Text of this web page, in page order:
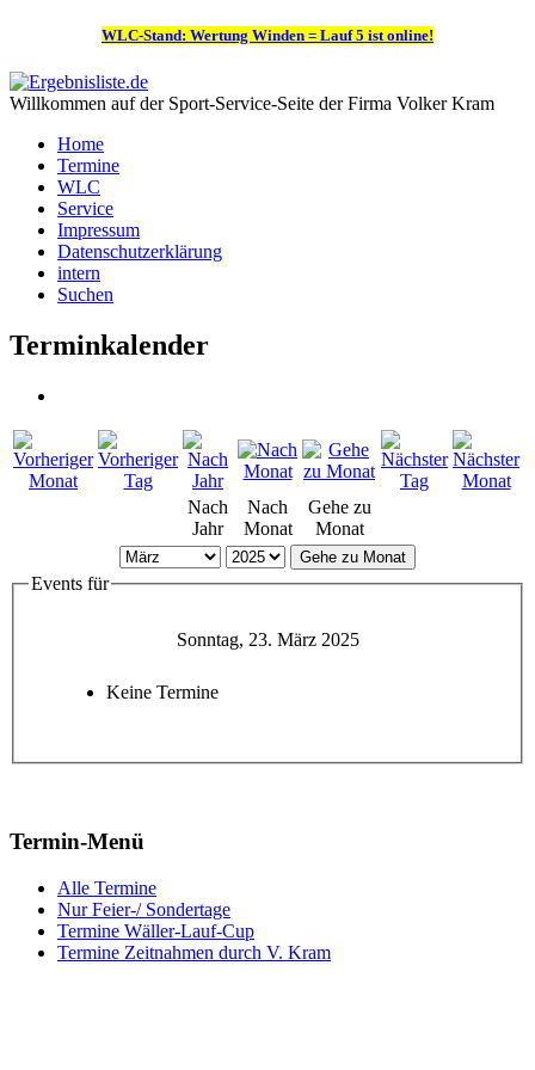
WLC-Stand: Wertung Winden = Lauf 5 ist online!
Willkommen auf der Sport-Service-Seite der Firma Volker Kram
Home
Termine
WLC
Service
Impressum
Datenschutzerklärung
intern
Suchen
Terminkalender
Nach
Jahr
Nach
Monat
Gehe zu
Monat
Gehe zu Monat
Events für
Sonntag, 23. März 2025
Keine Termine
Termin-Menü
Alle Termine
Nur Feier-/ Sondertage
Termine Wäller-Lauf-Cup
Termine Zeitnahmen durch V. Kram